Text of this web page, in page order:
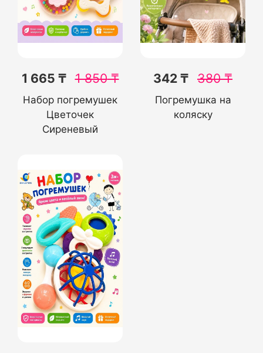
1 665 ₸ 1 850₸
Набор погремушек
Цветочек
Сиреневый
342 ₸ 380₸
Погремушка на
коляску